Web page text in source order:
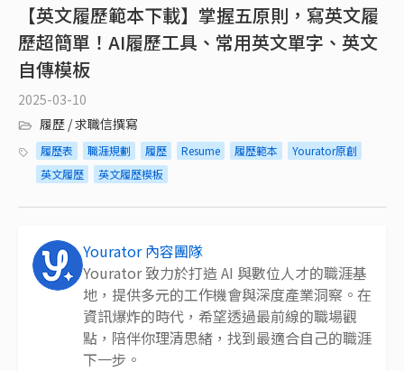
【英文履歷範本下載】掌握五原則，寫英文履
歷超簡單！AI履歷工具、常用英文單字、英文
自傳模板
2025-03-10
履歷 / 求職信撰寫
履歷表 職涯規劃 履歷 Resume 履歷範本
Yourator原創
英文履歷
英文履歷模板
Yourator 內容團隊
Yourator 致力於打造 AI 與數位人才的職涯基
地，提供多元的工作機會與深度產業洞察。在
資訊爆炸的時代，希望透過最前線的職場觀
點，陪伴你理清思緒，找到最適合自己的職涯
下一步。